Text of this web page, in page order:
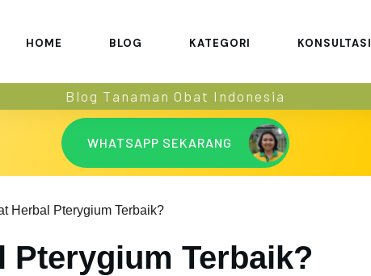
HOME BLOG KATEGORI KONSULTASI
Blog Tanaman Obat Indonesia
WHATSAPP SEKARANG
Herbal Pterygium Terbaik?
Pterygium Terbaik?